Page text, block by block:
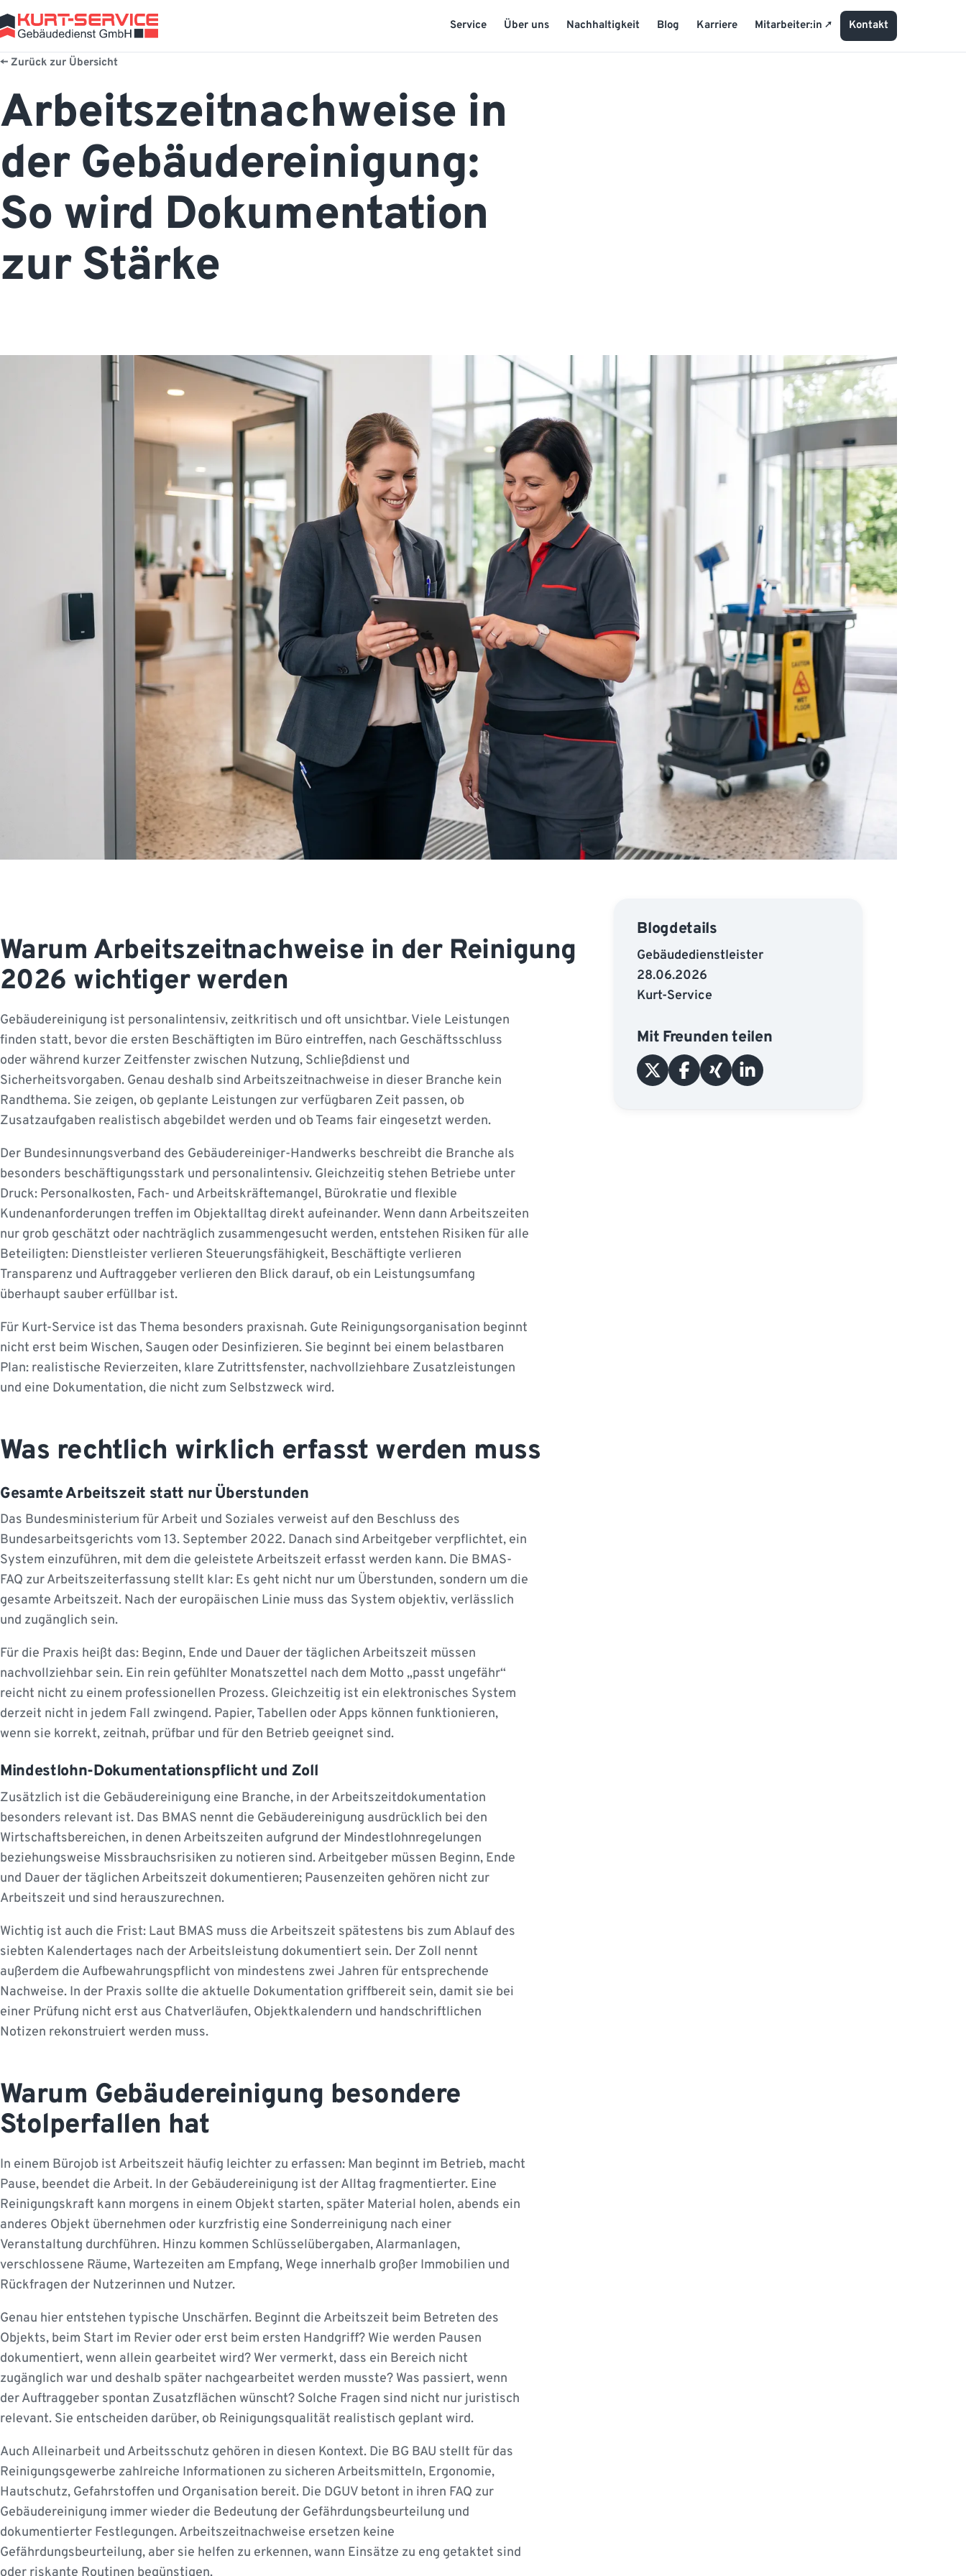
Service Über uns Nachhaltigkeit Blog Karriere Mitarbeiter:in Kontakt
Zurück zur Übersicht
Arbeitszeitnachweise in
der Gebäudereinigung:
So wird Dokumentation
zur Stärke
Warum Arbeitszeitnachweise in der Reinigung
2026 wichtiger werden
Gebäudereinigung ist personalintensiv, zeitkritisch und oft unsichtbar. Viele Leistungen
finden statt, bevor die ersten Beschäftigten im Büro eintreffen, nach Geschäftsschluss
oder während kurzer Zeitfenster zwischen Nutzung, Schließdienst und
Sicherheitsvorgaben. Genau deshalb sind Arbeitszeitnachweise in dieser Branche kein
Randthema. Sie zeigen, ob geplante Leistungen zur verfügbaren Zeit passen, ob
Zusatzaufgaben realistisch abgebildet werden und ob Teams fair eingesetzt werden.
Der Bundesinnungsverband des Gebäudereiniger-Handwerks beschreibt die Branche als
besonders beschäftigungsstark und personalintensiv. Gleichzeitig stehen Betriebe unter
Druck: Personalkosten, Fach- und Arbeitskräftemangel, Bürokratie und flexible
Kundenanforderungen treffen im Objektalltag direkt aufeinander. Wenn dann Arbeitszeiten
nur grob geschätzt oder nachträglich zusammengesucht werden, entstehen Risiken für alle
Beteiligten: Dienstleister verlieren Steuerungsfähigkeit, Beschäftigte verlieren
Transparenz und Auftraggeber verlieren den Blick darauf, ob ein Leistungsumfang
überhaupt sauber erfüllbar ist.
Für Kurt-Service ist das Thema besonders praxisnah. Gute Reinigungsorganisation beginnt
nicht erst beim Wischen, Saugen oder Desinfizieren. Sie beginnt bei einem belastbaren
Plan: realistische Revierzeiten, klare Zutrittsfenster, nachvollziehbare Zusatzleistungen
und eine Dokumentation, die nicht zum Selbstzweck wird.
Was rechtlich wirklich erfasst werden muss
Gesamte Arbeitszeit statt nur Überstunden
Das Bundesministerium für Arbeit und Soziales verweist auf den Beschluss des
Bundesarbeitsgerichts vom 13. September 2022. Danach sind Arbeitgeber verpflichtet, ein
System einzuführen, mit dem die geleistete Arbeitszeit erfasst werden kann. Die BMAS-
FAQ zur Arbeitszeiterfassung stellt klar: Es geht nicht nur um Überstunden, sondern um die
gesamte Arbeitszeit. Nach der europäischen Linie muss das System objektiv, verlässlich
und zugänglich sein.
Für die Praxis heißt das: Beginn, Ende und Dauer der täglichen Arbeitszeit müssen
nachvollziehbar sein. Ein rein gefühlter Monatszettel nach dem Motto „passt ungefähr“
reicht nicht zu einem professionellen Prozess. Gleichzeitig ist ein elektronisches System
derzeit nicht in jedem Fall zwingend. Papier, Tabellen oder Apps können funktionieren,
wenn sie korrekt, zeitnah, prüfbar und für den Betrieb geeignet sind.
Mindestlohn-Dokumentationspflicht und Zoll
Zusätzlich ist die Gebäudereinigung eine Branche, in der Arbeitszeitdokumentation
besonders relevant ist. Das BMAS nennt die Gebäudereinigung ausdrücklich bei den
Wirtschaftsbereichen, in denen Arbeitszeiten aufgrund der Mindestlohnregelungen
beziehungsweise Missbrauchsrisiken zu notieren sind. Arbeitgeber müssen Beginn, Ende
und Dauer der täglichen Arbeitszeit dokumentieren; Pausenzeiten gehören nicht zur
Arbeitszeit und sind herauszurechnen.
Wichtig ist auch die Frist: Laut BMAS muss die Arbeitszeit spätestens bis zum Ablauf des
siebten Kalendertages nach der Arbeitsleistung dokumentiert sein. Der Zoll nennt
außerdem die Aufbewahrungspflicht von mindestens zwei Jahren für entsprechende
Nachweise. In der Praxis sollte die aktuelle Dokumentation griffbereit sein, damit sie bei
einer Prüfung nicht erst aus Chatverläufen, Objektkalendern und handschriftlichen
Notizen rekonstruiert werden muss.
Warum Gebäudereinigung besondere
Stolperfallen hat
In einem Bürojob ist Arbeitszeit häufig leichter zu erfassen: Man beginnt im Betrieb, macht
Pause, beendet die Arbeit. In der Gebäudereinigung ist der Alltag fragmentierter. Eine
Reinigungskraft kann morgens in einem Objekt starten, später Material holen, abends ein
anderes Objekt übernehmen oder kurzfristig eine Sonderreinigung nach einer
Veranstaltung durchführen. Hinzu kommen Schlüsselübergaben, Alarmanlagen,
verschlossene Räume, Wartezeiten am Empfang, Wege innerhalb großer Immobilien und
Rückfragen der Nutzerinnen und Nutzer.
Genau hier entstehen typische Unschärfen. Beginnt die Arbeitszeit beim Betreten des
Objekts, beim Start im Revier oder erst beim ersten Handgriff? Wie werden Pausen
dokumentiert, wenn allein gearbeitet wird? Wer vermerkt, dass ein Bereich nicht
zugänglich war und deshalb später nachgearbeitet werden musste? Was passiert, wenn
der Auftraggeber spontan Zusatzflächen wünscht? Solche Fragen sind nicht nur juristisch
relevant. Sie entscheiden darüber, ob Reinigungsqualität realistisch geplant wird.
Auch Alleinarbeit und Arbeitsschutz gehören in diesen Kontext. Die BG BAU stellt für das
Reinigungsgewerbe zahlreiche Informationen zu sicheren Arbeitsmitteln, Ergonomie,
Hautschutz, Gefahrstoffen und Organisation bereit. Die DGUV betont in ihren FAQ zur
Gebäudereinigung immer wieder die Bedeutung der Gefährdungsbeurteilung und
dokumentierter Festlegungen. Arbeitszeitnachweise ersetzen keine
Gefährdungsbeurteilung, aber sie helfen zu erkennen, wann Einsätze zu eng getaktet sind
Blogdetails
Gebäudedienstleister
28.06.2026
Kurt-Service
Mit Freunden teilen